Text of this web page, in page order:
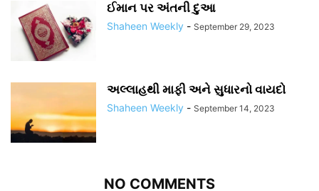
ઈમાન પર અંતની દુઆ
Shaheen Weekly - September 29, 2023
અલ્લાહથી માફી અને સુધારનો વાયદો
Shaheen Weekly - September 14, 2023
NO COMMENTS